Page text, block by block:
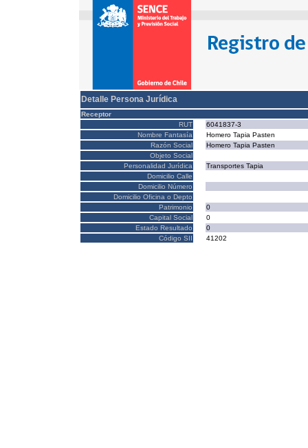
Detalle Persona Jurídica
Receptor
RUT
6041837-3
Nombre Fantasía
Homero Tapia Pasten
Razón Social
Homero Tapia Pasten
Objeto Social
Personalidad Jurídica
Transportes Tapia
Domicilio Calle
Domicilio Número
Domicilio Oficina o Depto
Patrimonio
0
Capital Social
0
Estado Resultado
0
Código SII
41202